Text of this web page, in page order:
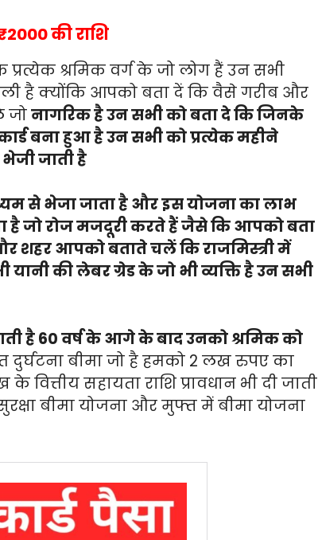
की राशि
श्रमिक वर्ग के जो लोग हैं उन सभी
है क्योंकि आपको बता दें कि वैसे गरीब और
जोनागरिक है उन सभी को बता दे कि जिनके
बना हुआ है उन सभी को प्रत्येक महीने
जाती है
से भेजा जाता है और इस योजना का लाभ
है जो रोज मजदूरी करते हैं जैसे कि आपको बता
शहर आपको बताते चलें कि राजमिस्त्री में
की लेबर ग्रेड के जो भी व्यक्ति है उन सभी
है 60 वर्ष के आगे के बाद उनको श्रमिक को
दुर्घटना बीमा जो है हमको 2 लख रुपए का
सहायता राशि प्रावधान भी दी जाती
सुरक्षा बीमा योजना और मुफ्त में बीमा योजना